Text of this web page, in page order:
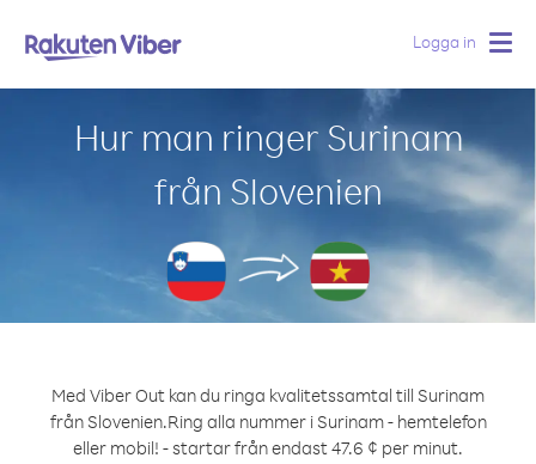
Logga in
Hur man ringer Surinam
från Slovenien
Med Viber Out kan du ringa kvalitetssamtal till Surinam
från Slovenien.Ring alla nummer i Surinam - hemtelefon
eller mobil! - startar från endast 47.6 ¢ per minut.